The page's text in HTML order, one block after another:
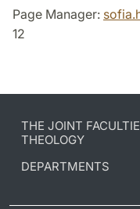
Page Manager:
12
THE JOINT
THEOLOGY
DEPARTMENTS